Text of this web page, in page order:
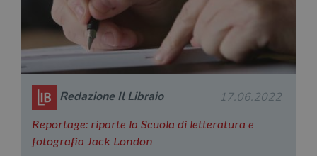
Redazione Il Libraio 17.06.2022
Reportage: riparte la Scuola di letteratura e
fotografia Jack London